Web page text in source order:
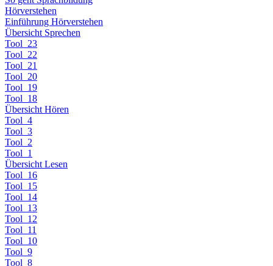
Hörverstehen
Einführung Hörverstehen
Übersicht Sprechen
Tool_23
Tool_22
Tool_21
Tool_20
Tool_19
Tool_18
Übersicht Hören
Tool_4
Tool_3
Tool_2
Tool_1
Übersicht Lesen
Tool_16
Tool_15
Tool_14
Tool_13
Tool_12
Tool_11
Tool_10
Tool_9
Tool_8